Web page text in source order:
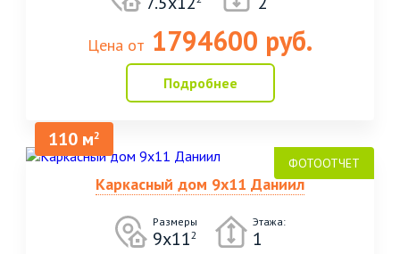
Цена от 1794600 руб.
Подробнее
110 м2
Каркасный дом 9х11 Даниил
Размеры
9х112
Этажа:
1